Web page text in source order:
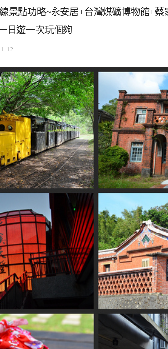
景點功略~永安居+台灣煤礦博物館+
日遊一次玩個夠
12